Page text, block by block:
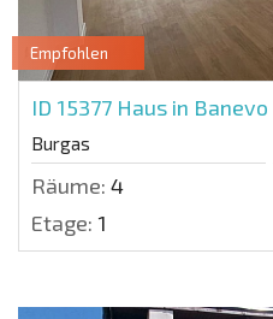
Empfohlen
ID 15377 Haus in Banevo
Burgas
Räume: 4
Etage: 1